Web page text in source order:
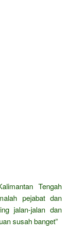
Tengah
pejabat dan
jalan-jalan dan
susah banget”